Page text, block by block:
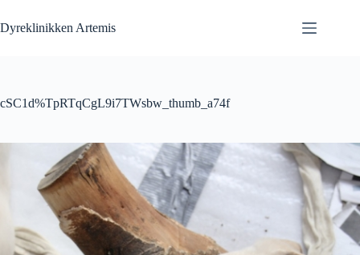
til
indhold
Dyreklinikken Artemis
cSC1d%TpRTqCgL9i7TWsbw_thumb_a74f